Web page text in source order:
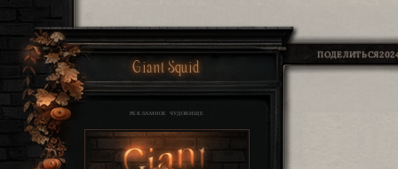
ПОДЕЛИТЬСЯ
Giant Squid
РЕКЛАМНОЕ ЧУДОВИЩЕ